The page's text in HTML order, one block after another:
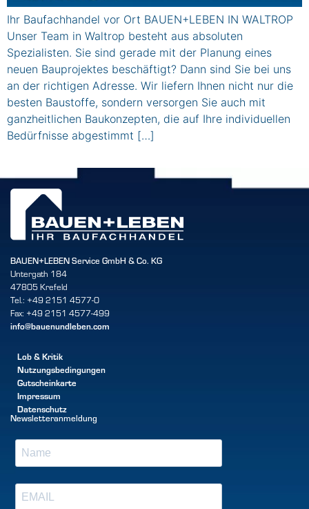
Ihr Baufachhandel vor Ort BAUEN+LEBEN IN WALTROP
Unser Team in Waltrop besteht aus absoluten
Spezialisten. Sie sind gerade mit der Planung eines
neuen Bauprojektes beschäftigt? Dann sind Sie bei uns
an der richtigen Adresse. Wir liefern Ihnen nicht nur die
besten Baustoffe, sondern versorgen Sie auch mit
ganzheitlichen Baukonzepten, die auf Ihre individuellen
Bedürfnisse abgestimmt […]
BAUEN+LEBEN Service GmbH & Co. KG
Untergath 184
47805 Krefeld
Tel.: +49 2151 4577-0
Fax: +49 2151 4577-499
info@bauenundleben.com
Lob & Kritik
Nutzungsbedingungen
Gutscheinkarte
Impressum
Datenschutz
Newsletteranmeldung